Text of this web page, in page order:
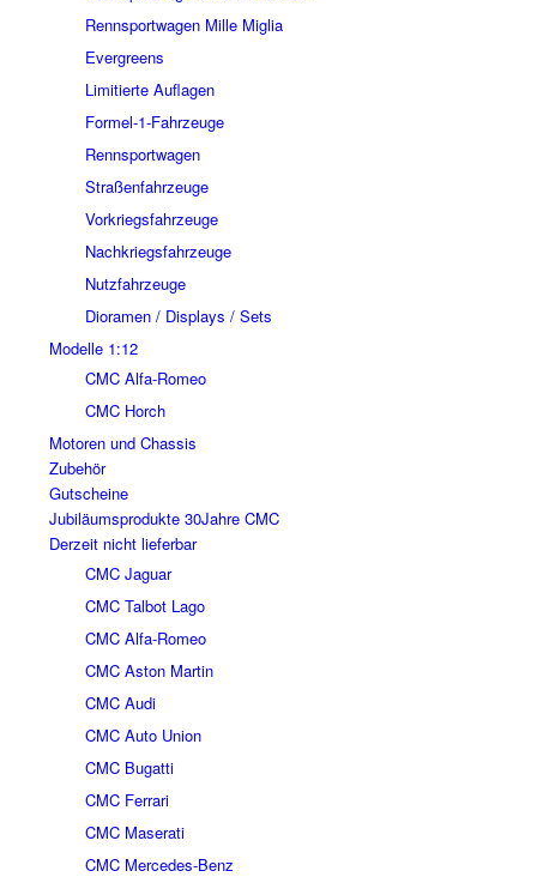
Rennsportwagen Mille Miglia
Evergreens
Limitierte Auflagen
Formel-1-Fahrzeuge
Rennsportwagen
Straßenfahrzeuge
Vorkriegsfahrzeuge
Nachkriegsfahrzeuge
Nutzfahrzeuge
Dioramen / Displays / Sets
Modelle 1:12
CMC Alfa-Romeo
CMC Horch
Motoren und Chassis
Zubehör
Gutscheine
Jubiläumsprodukte 30Jahre CMC
Derzeit nicht lieferbar
CMC Jaguar
CMC Talbot Lago
CMC Alfa-Romeo
CMC Aston Martin
CMC Audi
CMC Auto Union
CMC Bugatti
CMC Ferrari
CMC Maserati
CMC Mercedes-Benz